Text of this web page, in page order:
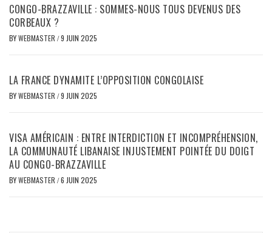
CONGO-BRAZZAVILLE : SOMMES-NOUS TOUS DEVENUS DES
CORBEAUX ?
BYWEBMASTER /9 JUIN 2025
LA FRANCE DYNAMITE L’OPPOSITION CONGOLAISE
BYWEBMASTER /9 JUIN 2025
VISA AMÉRICAIN : ENTRE INTERDICTION ET INCOMPRÉHENSION,
LA COMMUNAUTÉ LIBANAISE INJUSTEMENT POINTÉE DU DOIGT
AU CONGO-BRAZZAVILLE
BYWEBMASTER /6 JUIN 2025